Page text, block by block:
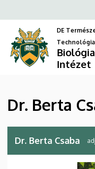
Berta
Csaba
és
Ökológiai
Intézet
a
tartalomra
DE
Intézet
Dr. Berta
Dr. Berta Csaba